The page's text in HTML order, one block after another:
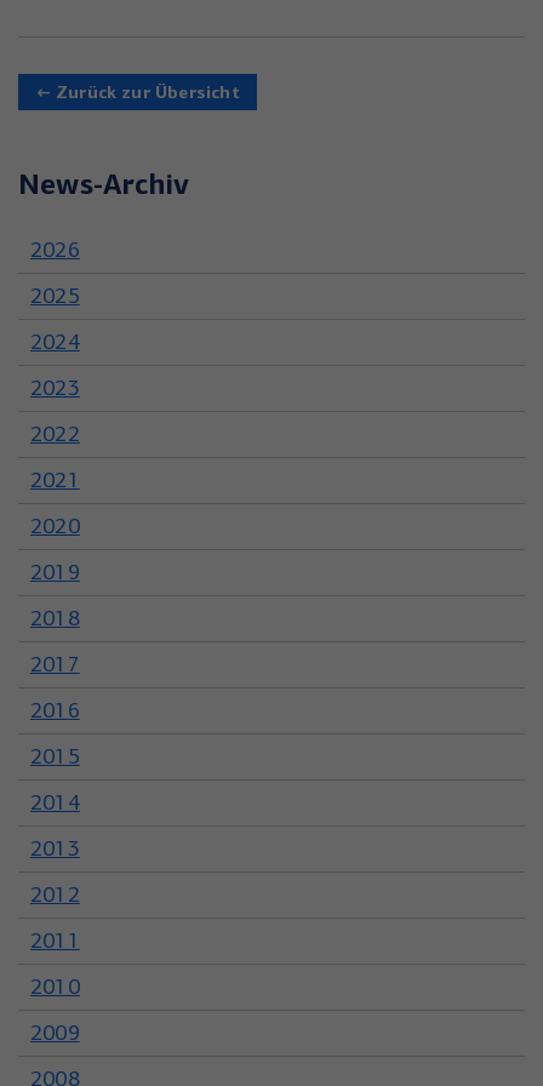
← Zurück zur Übersicht
News-Archiv
2026
2025
2024
2023
2022
2021
2020
2019
2018
2017
2016
2015
2014
2013
2012
2011
2010
2009
2008